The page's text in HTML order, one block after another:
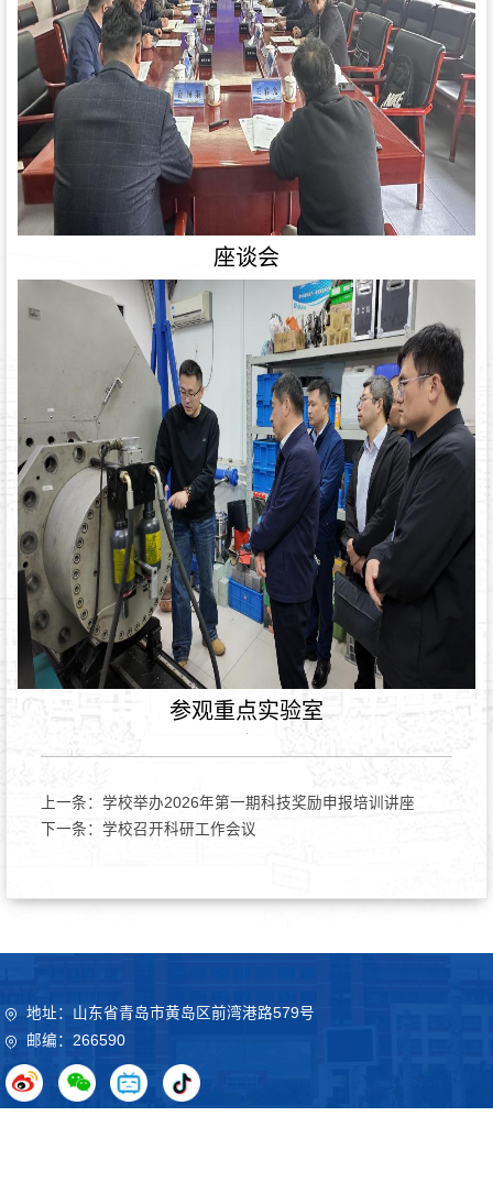
座谈会
参观重点实验室
上一条： 学校举办2026年第一期科技奖励申报培训讲座
下一条： 学校召开科研工作会议
地址：山东省青岛市黄岛区前湾港路579号
邮编：266590